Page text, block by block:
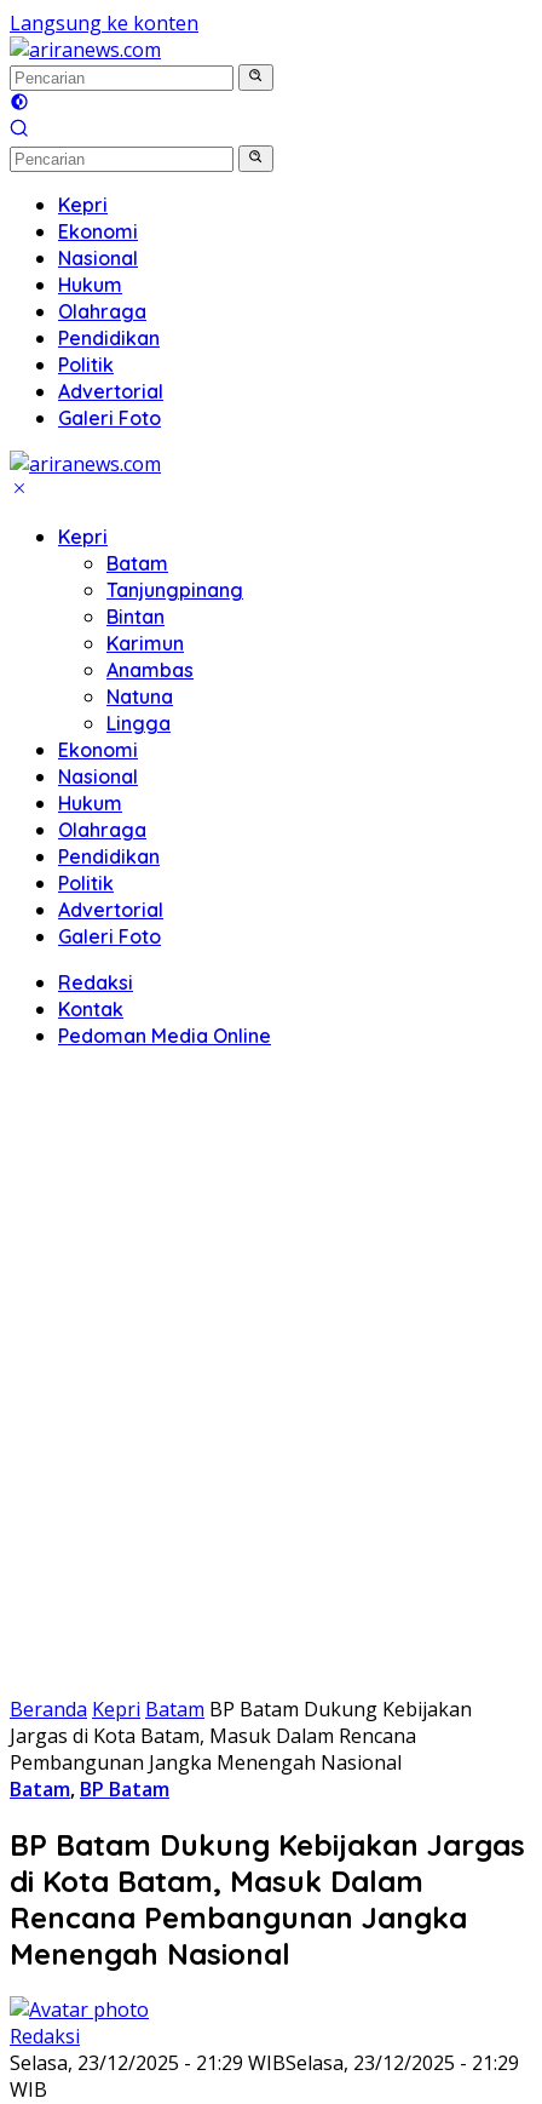
Langsung ke konten
Kepri
Ekonomi
Nasional
Hukum
Olahraga
Pendidikan
Politik
Advertorial
Galeri Foto
Kepri
Batam
Tanjungpinang
Bintan
Karimun
Anambas
Natuna
Lingga
Ekonomi
Nasional
Hukum
Olahraga
Pendidikan
Politik
Advertorial
Galeri Foto
Redaksi
Kontak
Pedoman Media Online
Beranda Kepri Batam BP Batam Dukung Kebijakan
Jargas di Kota Batam, Masuk Dalam Rencana
Pembangunan Jangka Menengah Nasional
Batam, BP Batam
BP Batam Dukung Kebijakan Jargas
di Kota Batam, Masuk Dalam
Rencana Pembangunan Jangka
Menengah Nasional
Redaksi
Selasa, 23/12/2025 - 21:29 WIBSelasa, 23/12/2025 - 21:29
WIB